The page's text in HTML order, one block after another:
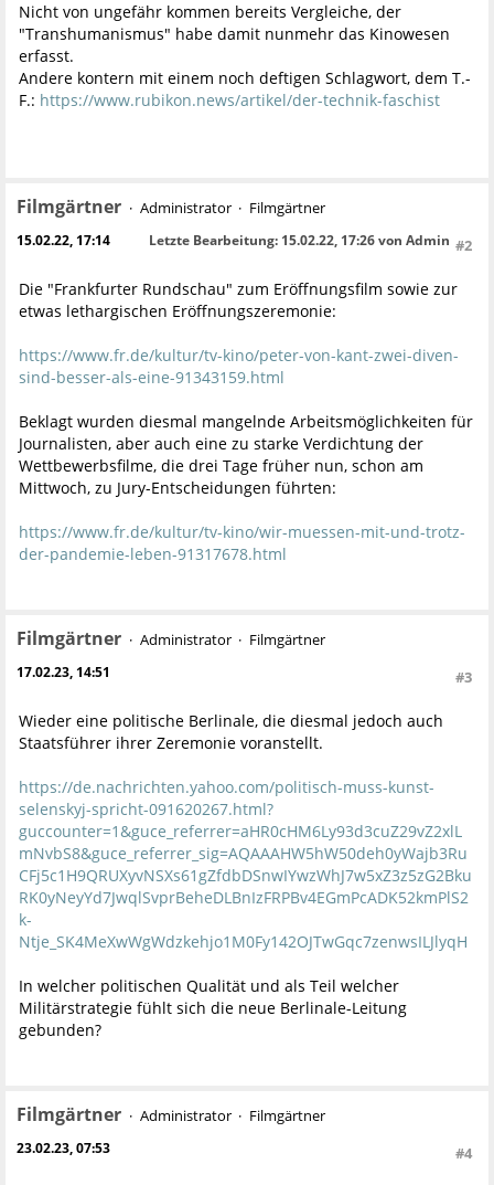
Nicht von ungefähr kommen bereits Vergleiche, der
"Transhumanismus" habe damit nunmehr das Kinowesen
erfasst.
Andere kontern mit einem noch deftigen Schlagwort, dem T.-
F.: https://www.rubikon.news/artikel/der-technik-faschist
Filmgärtner Administrator Filmgärtner
15.02.22, 17:14 #2
Letzte Bearbeitung: 15.02.22, 17:26 von Admin
Die "Frankfurter Rundschau" zum Eröffnungsfilm sowie zur
etwas lethargischen Eröffnungszeremonie:
https://www.fr.de/kultur/tv-kino/peter-von-kant-zwei-diven-
sind-besser-als-eine-91343159.html
Beklagt wurden diesmal mangelnde Arbeitsmöglichkeiten für
Journalisten, aber auch eine zu starke Verdichtung der
Wettbewerbsfilme, die drei Tage früher nun, schon am
Mittwoch, zu Jury-Entscheidungen führten:
https://www.fr.de/kultur/tv-kino/wir-muessen-mit-und-trotz-
der-pandemie-leben-91317678.html
Filmgärtner Administrator Filmgärtner
17.02.23, 14:51 #3
Wieder eine politische Berlinale, die diesmal jedoch auch
Staatsführer ihrer Zeremonie voranstellt.
https://de.nachrichten.yahoo.com/politisch-muss-kunst-
selenskyj-spricht-091620267.html?
guccounter=1&guce_referrer=aHR0cHM6Ly93d3cuZ29vZ2xlL
mNvbS8&guce_referrer_sig=AQAAAHW5hW50deh0yWajb3Ru
CFj5c1H9QRUXyvNSXs61gZfdbDSnwIYwzWhJ7w5xZ3z5zG2Bku
RK0yNeyYd7JwqlSvprBeheDLBnIzFRPBv4EGmPcADK52kmPlS2
k-
Ntje_SK4MeXwWgWdzkehjo1M0Fy142OJTwGqc7zenwsILJlyqH
In welcher politischen Qualität und als Teil welcher
Militärstrategie fühlt sich die neue Berlinale-Leitung
gebunden?
Filmgärtner Administrator Filmgärtner
23.02.23, 07:53 #4